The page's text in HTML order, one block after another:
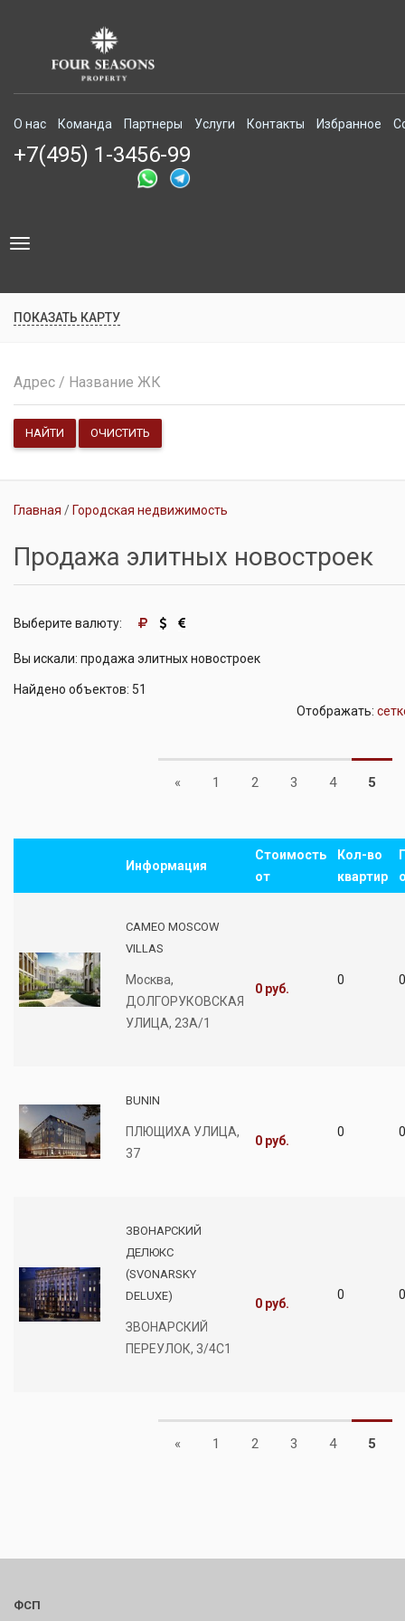
О нас Команда Партнеры Услуги Контакты Избранное
+7(495) 1-3456-99
Toggle
ПОКАЗАТЬ КАРТУ
НАЙТИ ОЧИСТИТЬ
Главная Городская недвижимость
Продажа элитных новостроек
Выберите валюту:
Вы искали: продажа элитных новостроек
Найдено объектов: 51
Отображать:
«Previous
1 2 3 4 5
Информация
Стоимость
от
Кол-во
квартир
CAMEO MOSCOW
VILLAS
Москва,
ДОЛГОРУКОВСКАЯ
УЛИЦА, 23А/1
0 руб.
0
BUNIN
ПЛЮЩИХА УЛИЦА,
37
0 руб.
0
ЗВОНАРСКИЙ
ДЕЛЮКС
(SVONARSKY
DELUXE)
ЗВОНАРСКИЙ
ПЕРЕУЛОК, 3/4С1
0 руб.
0
«Previous
1 2 3 4 5
ФСП